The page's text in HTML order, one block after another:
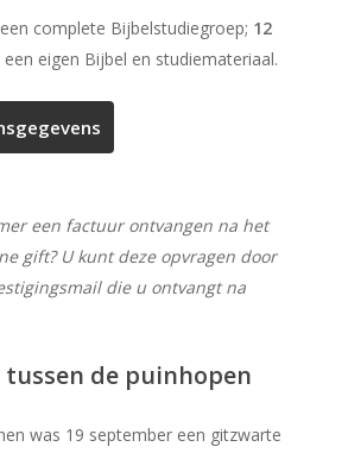
complete Bijbelstudiegroep; 12
eigen Bijbel en studiemateriaal.
een factuur ontvangen na het
gift? U kunt deze opvragen door
die u ontvangt na
de puinhopen
was 19 september een gitzwarte